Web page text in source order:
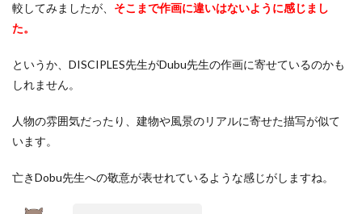
較してみましたが、 そこまで作画に違いはないように感じまし
た。
というか、DISCIPLES先生がDubu先生の作画に寄せているのかも
しれません。
人物の雰囲気だったり、建物や風景のリアルに寄せた描写が似て
います。
亡きDobu先生への敬意が表せれているような感じがしますね。